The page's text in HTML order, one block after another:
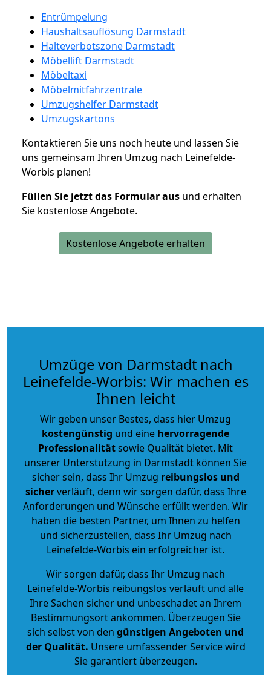
Entrümpelung
Haushaltsauflösung Darmstadt
Halteverbotszone Darmstadt
Möbellift Darmstadt
Möbeltaxi
Möbelmitfahrzentrale
Umzugshelfer Darmstadt
Umzugskartons
Kontaktieren Sie uns noch heute und lassen Sie
uns gemeinsam Ihren Umzug nach Leinefelde-
Worbis planen!
Füllen Sie jetzt das Formular aus und erhalten
Sie kostenlose Angebote.
Kostenlose Angebote erhalten
Umzüge von Darmstadt nach
Leinefelde-Worbis: Wir machen es
Ihnen leicht
Wir geben unser Bestes, dass hier Umzug
kostengünstig und eine hervorragende
Professionalitätsowie Qualität bietet. Mit
unserer Unterstützung in Darmstadt können Sie
sicher sein, dass Ihr Umzug reibungslos und
sicherverläuft, denn wir sorgen dafür, dass Ihre
Anforderungen und Wünsche erfüllt werden. Wir
haben die besten Partner, um Ihnen zu helfen
und sicherzustellen, dass Ihr Umzug nach
Leinefelde-Worbis ein erfolgreicher ist.
Wir sorgen dafür, dass Ihr Umzug nach
Leinefelde-Worbis reibungslos verläuft und alle
Ihre Sachen sicher und unbeschadet an Ihrem
Bestimmungsort ankommen. Überzeugen Sie
sich selbst von den günstigen Angeboten und
der Qualität. Unsere umfassender Service wird
Sie garantiert überzeugen.